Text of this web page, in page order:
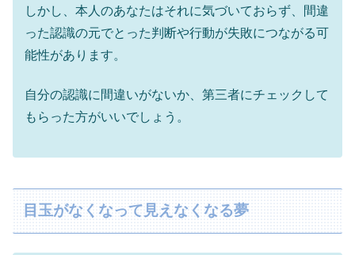
しかし、本人のあなたはそれに気づいておらず、間違
った認識の元でとった判断や行動が失敗につながる可
能性があります。
自分の認識に間違いがないか、第三者にチェックして
もらった方がいいでしょう。
目玉がなくなって見えなくなる夢